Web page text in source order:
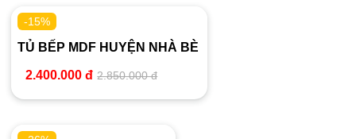
-15%
TỦ BẾP MDF HUYỆN NHÀ BÈ
2.400.000 đ 2.850.000 đ